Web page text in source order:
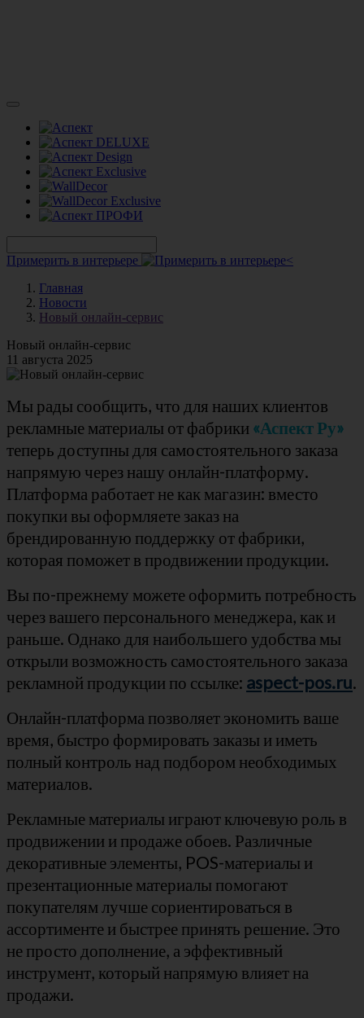
Примерить в интерьере
Главная
Новости
Новый онлайн-сервис
Новый онлайн-сервис
11 августа 2025
Мы рады сообщить, что для наших клиентов
рекламные материалы от фабрики «Аспект Ру»
теперь доступны для самостоятельного заказа
напрямую через нашу онлайн-платформу.
Платформа работает не как магазин: вместо
покупки вы оформляете заказ на
брендированную поддержку от фабрики,
которая поможет в продвижении продукции.
Вы по-прежнему можете оформить потребность
через вашего персонального менеджера, как и
раньше. Однако для наибольшего удобства мы
открыли возможность самостоятельного заказа
рекламной продукции по ссылке: aspect-pos.ru.
Онлайн-платформа позволяет экономить ваше
время, быстро формировать заказы и иметь
полный контроль над подбором необходимых
материалов.
Рекламные материалы играют ключевую роль в
продвижении и продаже обоев. Различные
декоративные элементы, POS-материалы и
презентационные материалы помогают
покупателям лучше сориентироваться в
ассортименте и быстрее принять решение. Это
не просто дополнение, а эффективный
инструмент, который напрямую влияет на
продажи.